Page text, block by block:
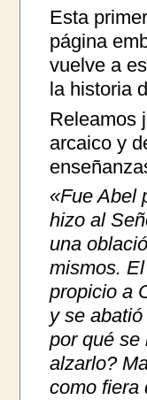
Esta
página
vuelve a
la historia
Releamos
arcaico y
«Fue Abel
hizo al
una
mismos.
propicio a
y se
por qué se
alzarlo?
como fiera